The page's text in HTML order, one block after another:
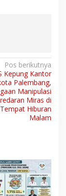
Pos berikutnya
Kepung Kantor
Palembang,
Manipulasi
Miras di
Hiburan
Malam